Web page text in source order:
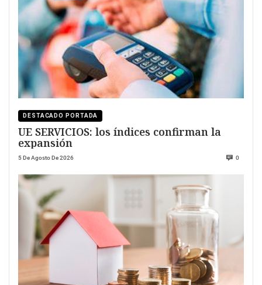
DESTACADO PORTADA
UE SERVICIOS: los índices confirman la
expansión
5 De Agosto De 2026 0